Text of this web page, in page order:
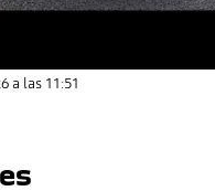
a las 11:51